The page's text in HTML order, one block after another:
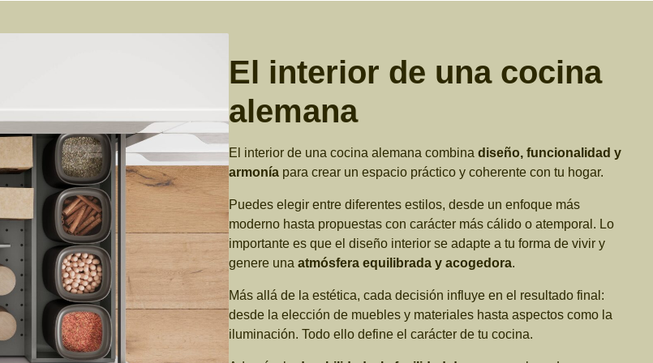
El interior de una cocina
alemana
El interior de una cocina alemana combina diseño, funcionalidad y
armoníapara crear un espacio práctico y coherente con tu hogar.
Puedes elegir entre diferentes estilos, desde un enfoque más
moderno hasta propuestas con carácter más cálido o atemporal. Lo
importante es que el diseño interior se adapte a tu forma de vivir y
genere una atmósfera equilibrada y acogedora.
Más allá de la estética, cada decisión influye en el resultado final:
desde la elección de muebles y materiales hasta aspectos como la
iluminación. Todo ello define el carácter de tu cocina.